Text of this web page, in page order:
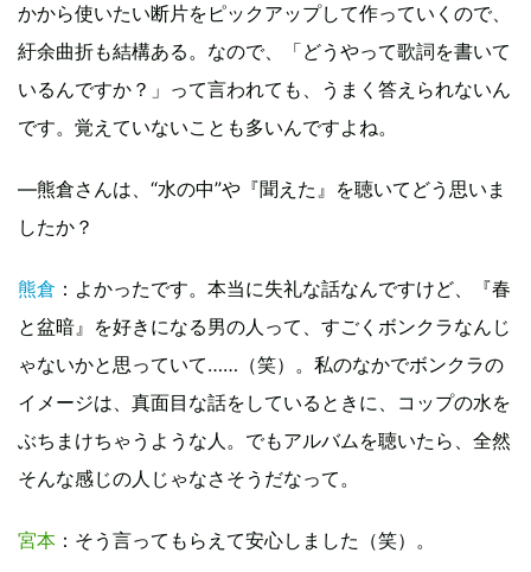
かから使いたい断片をピックアップして作っていくので、
紆余曲折も結構ある。なので、「どうやって歌詞を書いて
いるんですか？」って言われても、うまく答えられないん
です。覚えていないことも多いんですよね。
—熊倉さんは、“水の中”や『聞えた』を聴いてどう思いま
したか？
熊倉 ：よかったです。本当に失礼な話なんですけど、『春
と盆暗』を好きになる男の人って、すごくボンクラなんじ
ゃないかと思っていて……（笑）。私のなかでボンクラの
イメージは、真面目な話をしているときに、コップの水を
ぶちまけちゃうような人。でもアルバムを聴いたら、全然
そんな感じの人じゃなさそうだなって。
宮本 ：そう言ってもらえて安心しました（笑）。